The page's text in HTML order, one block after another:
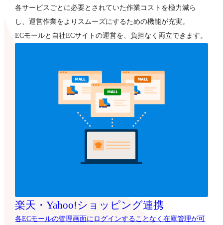
各サービスごとに必要とされていた作業コストを極力減ら
し、運営作業をよりスムーズにするための機能が充実。
ECモールと自社ECサイトの運営を、負担なく両立できます。
楽天・Yahoo!ショッピング連携
各ECモールの管理画面にログインすることなく在庫管理が可